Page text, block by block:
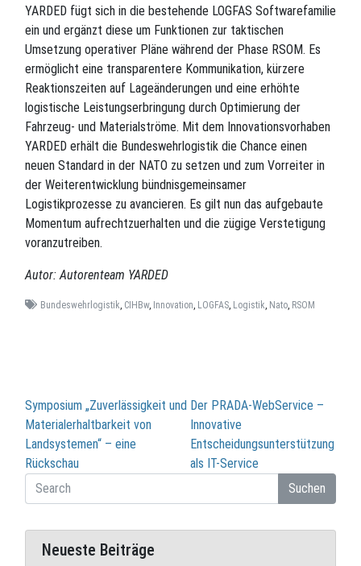
YARDED fügt sich in die bestehende LOGFAS Softwarefamilie
ein und ergänzt diese um Funktionen zur taktischen
Umsetzung operativer Pläne während der Phase RSOM. Es
ermöglicht eine transparentere Kommunikation, kürzere
Reaktionszeiten auf Lageänderungen und eine erhöhte
logistische Leistungserbringung durch Optimierung der
Fahrzeug- und Materialströme. Mit dem Innovationsvorhaben
YARDED erhält die Bundeswehrlogistik die Chance einen
neuen Standard in der NATO zu setzen und zum Vorreiter in
der Weiterentwicklung bündnisgemeinsamer
Logistikprozesse zu avancieren. Es gilt nun das aufgebaute
Momentum aufrechtzuerhalten und die zügige Verstetigung
voranzutreiben.
Autor: Autorenteam YARDED
Bundeswehrlogistik CIHBw, Innovation LOGFAS, Logistik Nato, RSOM
Beitragsnavigation
Symposium „Zuverlässigkeit und
Materialerhaltbarkeit von
Landsystemen“ – eine
Rückschau
Der PRADA-WebService –
Innovative
Entscheidungsunterstützung
als IT-Service
Suchen
Neueste Beiträge